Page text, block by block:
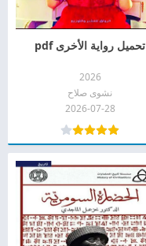
تحميل رواية الأخرى pdf
2026
نشوى صلاح
2026-07-28